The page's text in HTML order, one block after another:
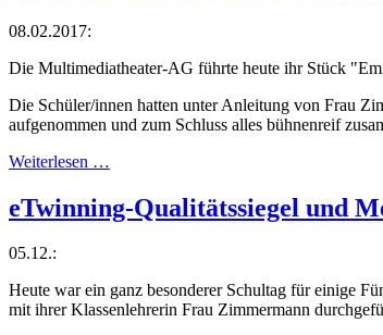
08.02.2017:
Die Multimediatheater-AG führte heute ihr Stück
Die Schüler/innen hatten unter Anleitung von Frau
aufgenommen und zum Schluss alles bühnenreif
Weiterlesen …
eTwinning-Qualitätssiegel und
05.12.:
Heute war ein ganz besonderer Schultag für einige
mit ihrer Klassenlehrerin Frau Zimmermann